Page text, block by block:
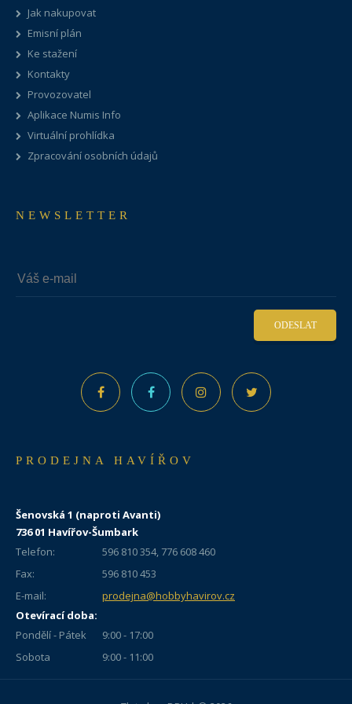
Jak nakupovat
Emisní plán
Ke stažení
Kontakty
Provozovatel
Aplikace Numis Info
Virtuální prohlídka
Zpracování osobních údajů
NEWSLETTER
ODESLAT
PRODEJNA HAVÍŘOV
Šenovská 1 (naproti Avanti)
736 01 Havířov-Šumbark
Telefon:
596 810 354, 776 608 460
Fax:
596 810 453
E-mail:
prodejna@hobbyhavirov.cz
Otevírací doba:
Pondělí - Pátek
9:00 - 17:00
Sobota
9:00 - 11:00